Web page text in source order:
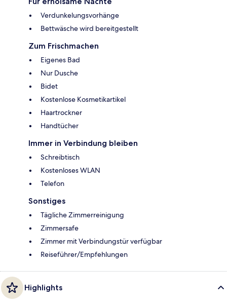
Verdunkelungsvorhänge
Bettwäsche wird bereitgestellt
Zum Frischmachen
Eigenes Bad
Nur Dusche
Bidet
Kostenlose Kosmetikartikel
Haartrockner
Handtücher
Immer in Verbindung bleiben
Schreibtisch
Kostenloses WLAN
Telefon
Sonstiges
Tägliche Zimmerreinigung
Zimmersafe
Zimmer mit Verbindungstür verfügbar
Reiseführer/Empfehlungen
Highlights